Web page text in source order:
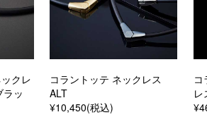
クレ
ッ
コラントッテ ネックレス
ALT
¥10,450(税込)
レ